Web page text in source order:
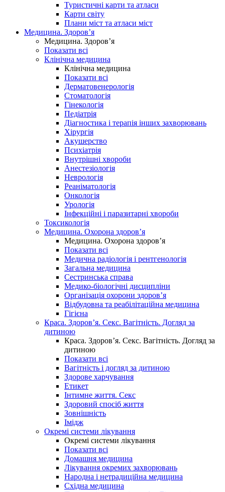
Туристичні карти та атласи
Карти світу
Плани міст та атласи міст
Медицина. Здоров’я
Медицина. Здоров’я
Показати всі
Клінічна медицина
Клінічна медицина
Показати всі
Дерматовенерологія
Стоматологія
Гінекологія
Педіатрія
Діагностика і терапія інших захворювань
Хірургія
Акушерство
Психіатрія
Внутрішні хвороби
Анестезіологія
Неврологія
Реаніматологія
Онкологія
Урологія
Інфекційні і паразитарні хвороби
Токсикологія
Медицина. Охорона здоров’я
Медицина. Охорона здоров’я
Показати всі
Медична радіологія і рентгенологія
Загальна медицина
Сестринська справа
Медико-біологічні дисципліни
Організація охорони здоров’я
Відбудовна та реабілітаційна медицина
Гігієна
Краса. Здоров’я. Секс. Вагітність. Догляд за
дитиною
Краса. Здоров’я. Секс. Вагітність. Догляд за
дитиною
Показати всі
Вагітність і догляд за дитиною
Здорове харчування
Етикет
Інтимне життя. Секс
Здоровий спосіб життя
Зовнішність
Імідж
Окремі системи лікування
Окремі системи лікування
Показати всі
Домашня медицина
Лікування окремих захворювань
Народна і нетрадиційна медицина
Східна медицина